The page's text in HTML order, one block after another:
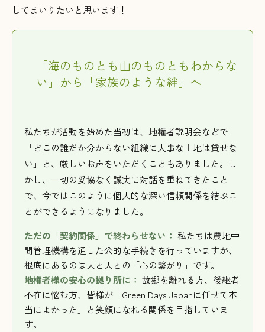
してまいりたいと思います！
「海のものとも山のものともわからな
い」から「家族のような絆」へ
私たちが活動を始めた当初は、地権者説明会などで
「どこの誰だか分からない組織に大事な土地は貸せな
い」と、厳しいお声をいただくこともありました。し
かし、一切の妥協なく誠実に対話を重ねてきたこと
で、今ではこのように個人的な深い信頼関係を結ぶこ
とができるようになりました。
ただの「契約関係」で終わらせない： 私たちは農地中
間管理機構を通した公的な手続きを行っていますが、
根底にあるのは人と人との「心の繋がり」です。
地権者様の安心の拠り所に： 故郷を離れる方、後継者
不在に悩む方、皆様が「Green Days Japanに任せて本
当によかった」と笑顔になれる関係を目指していま
す。